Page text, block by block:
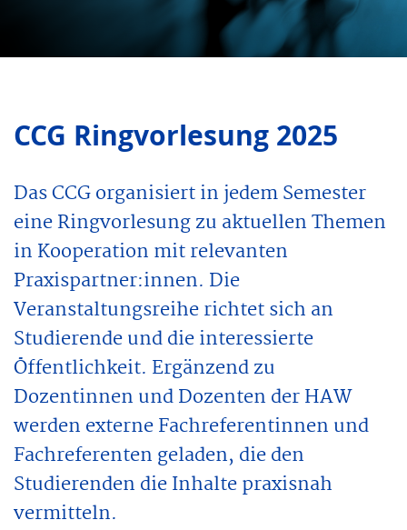
CCG Ringvorlesung 2025
Das CCG organisiert in jedem Semester
eine Ringvorlesung zu aktuellen Themen
in Kooperation mit relevanten
Praxispartner:innen. Die
Veranstaltungsreihe richtet sich an
Studierende und die interessierte
Öffentlichkeit. Ergänzend zu
Dozentinnen und Dozenten der HAW
werden externe Fachreferentinnen und
Fachreferenten geladen, die den
Studierenden die Inhalte praxisnah
vermitteln.